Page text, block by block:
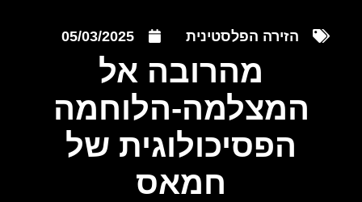
הזירה הפלסטינית 05/03/2025
מהרובה אל
המצלמה-הלוחמה
הפסיכולוגית של
חמאס